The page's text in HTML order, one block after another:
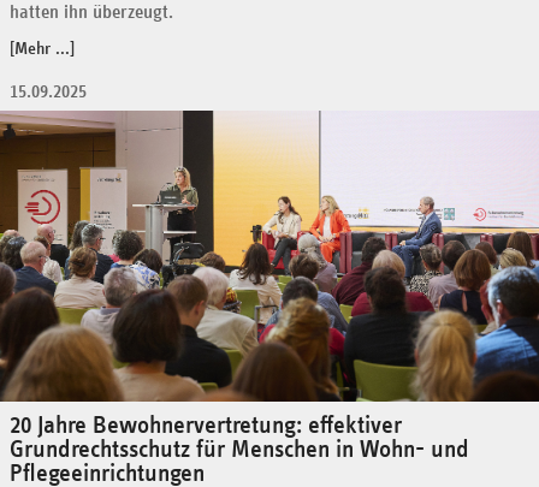
hatten ihn überzeugt.
[Mehr ...]
15.09.2025
20 Jahre Bewohnervertretung: effektiver
Grundrechtsschutz für Menschen in Wohn- und
Pflegeeinrichtungen